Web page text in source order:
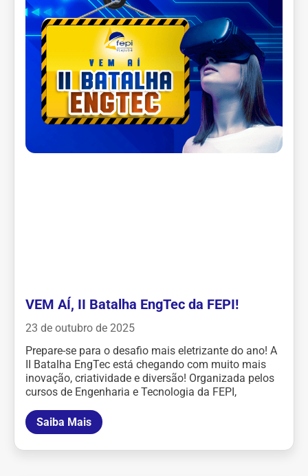
VEM AÍ, II Batalha EngTec da FEPI!
23 de outubro de 2025
Prepare-se para o desafio mais eletrizante do ano! A
II Batalha EngTec está chegando com muito mais
inovação, criatividade e diversão! Organizada pelos
cursos de Engenharia e Tecnologia da FEPI,
Saiba Mais